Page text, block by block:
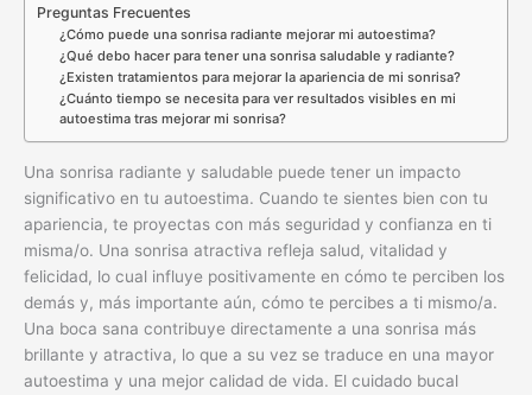
Preguntas Frecuentes
¿Cómo puede una sonrisa radiante mejorar mi autoestima?
¿Qué debo hacer para tener una sonrisa saludable y radiante?
¿Existen tratamientos para mejorar la apariencia de mi sonrisa?
¿Cuánto tiempo se necesita para ver resultados visibles en mi
autoestima tras mejorar mi sonrisa?
Una sonrisa radiante y saludable puede tener un impacto
significativo en tu autoestima. Cuando te sientes bien con tu
apariencia, te proyectas con más seguridad y confianza en ti
misma/o. Una sonrisa atractiva refleja salud, vitalidad y
felicidad, lo cual influye positivamente en cómo te perciben los
demás y, más importante aún, cómo te percibes a ti mismo/a.
Una boca sana contribuye directamente a una sonrisa más
brillante y atractiva, lo que a su vez se traduce en una mayor
autoestima y una mejor calidad de vida. El cuidado bucal